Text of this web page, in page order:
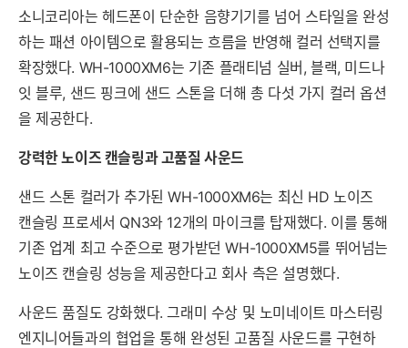
소니코리아는 헤드폰이 단순한 음향기기를 넘어 스타일을 완성
하는 패션 아이템으로 활용되는 흐름을 반영해 컬러 선택지를
확장했다. WH-1000XM6는 기존 플래티넘 실버, 블랙, 미드나
잇 블루, 샌드 핑크에 샌드 스톤을 더해 총 다섯 가지 컬러 옵션
을 제공한다.
강력한 노이즈 캔슬링과 고품질 사운드
샌드 스톤 컬러가 추가된 WH-1000XM6는 최신 HD 노이즈
캔슬링 프로세서 QN3와 12개의 마이크를 탑재했다. 이를 통해
기존 업계 최고 수준으로 평가받던 WH-1000XM5를 뛰어넘는
노이즈 캔슬링 성능을 제공한다고 회사 측은 설명했다.
사운드 품질도 강화했다. 그래미 수상 및 노미네이트 마스터링
엔지니어들과의 협업을 통해 완성된 고품질 사운드를 구현하